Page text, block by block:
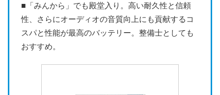
■「みんから」でも殿堂入り。高い耐久性と信頼
性、さらにオーディオの音質向上にも貢献するコ
スパと性能が最高のバッテリー。整備士としても
おすすめ。